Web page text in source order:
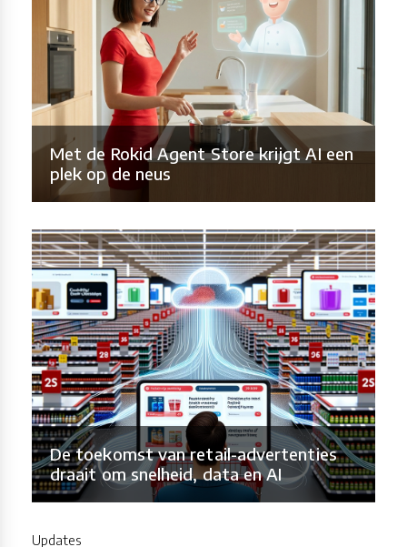
Met de Rokid Agent Store krijgt AI een
plek op de neus
De toekomst van retail-advertenties
draait om snelheid, data en AI
Updates